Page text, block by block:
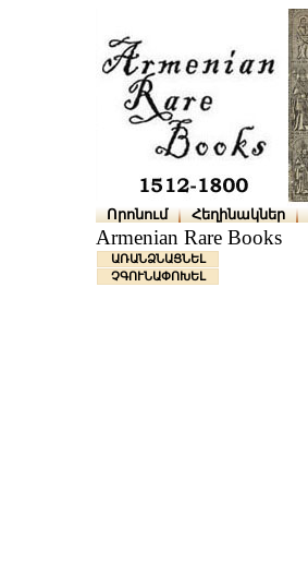
Որոնում Հեղինակներ
Armenian Rare Books
ԱՌԱՆՁՆԱՑՆԵԼ
ՉԳՈՒՆԱՓՈԽԵԼ